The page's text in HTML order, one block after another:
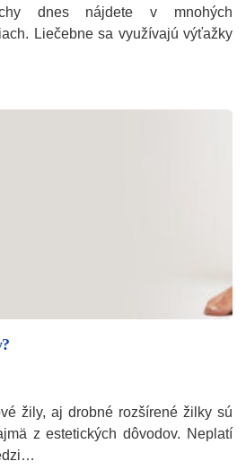
dnes nájdete v mnohých
Liečebne sa využívajú výťažky
žily, aj drobné rozšírené žilky sú
z estetických dôvodov. Neplatí